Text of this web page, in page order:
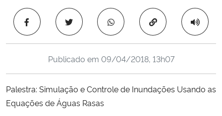
Ministério da Cidadania
Ministério da Saúde
Ministério de Minas e Energia
Ministério da Ciência, Tecnologia, Inovações e Comunicações
Copiar para área
Publicado em 09/04/2018, 13h07
Palestra: Simulação e Controle de Inundações Usando as
Equações de Águas Rasas